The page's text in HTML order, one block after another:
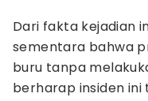
Dari fakta kejadian
sementara bahwa
buru tanpa
berharap insiden